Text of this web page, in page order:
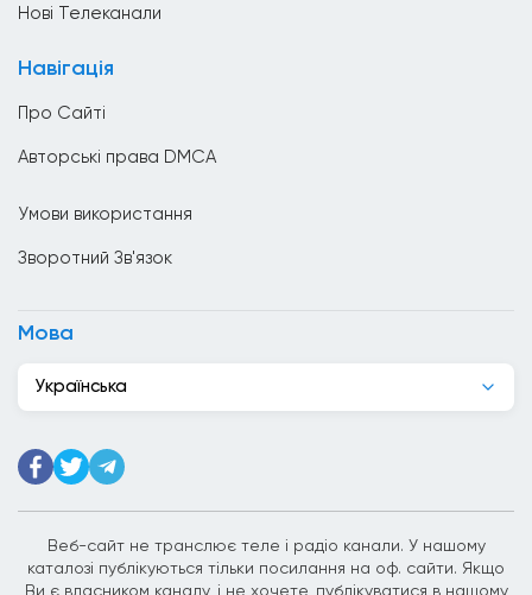
Гана
Гватемала
Грузія
Джибуті
Домініканська Республіка
Нові Телеканали
Навігація
Про Сайті
Авторські права DMCA
Умови використання
Зворотний Зв'язок
Мова
Українська
Веб-сайт не транслює теле і радіо канали. У нашому
каталозі публікуються тільки посилання на оф. сайти. Якщо
Ви є власником каналу, і не хочете, публікуватися в нашому